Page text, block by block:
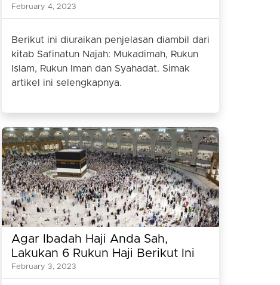
Syahadat
February 4, 2023
Berikut ini diuraikan penjelasan diambil dari
kitab Safinatun Najah: Mukadimah, Rukun
Islam, Rukun Iman dan Syahadat. Simak
artikel ini selengkapnya.
Agar Ibadah Haji Anda Sah,
Lakukan 6 Rukun Haji Berikut Ini
February 3, 2023